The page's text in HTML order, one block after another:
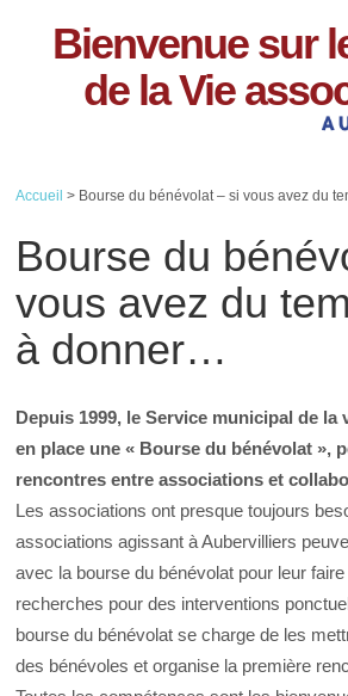
Bienvenue sur
de la Vie
Accueil > Bourse du bénévolat – si vous avez du
Bourse du
vous avez du
à donner…
Depuis 1999, le Service municipal de la
en place une « Bourse du bénévolat »,
rencontres entre associations et
Les associations ont presque toujours
associations agissant à Aubervilliers
avec la bourse du bénévolat pour leur
recherches pour des interventions
bourse du bénévolat se charge de les
des bénévoles et organise la première